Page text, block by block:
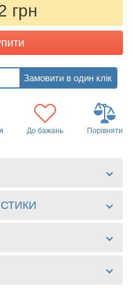
грн
До бажань Порівняти